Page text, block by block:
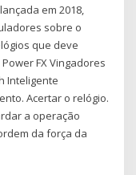
em 2018,
sobre o
que deve
FX Vingadores
Inteligente
Acertar o relógio.
a operação
da força da